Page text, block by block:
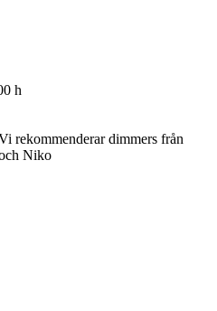
h
rekommenderar dimmers från
Niko